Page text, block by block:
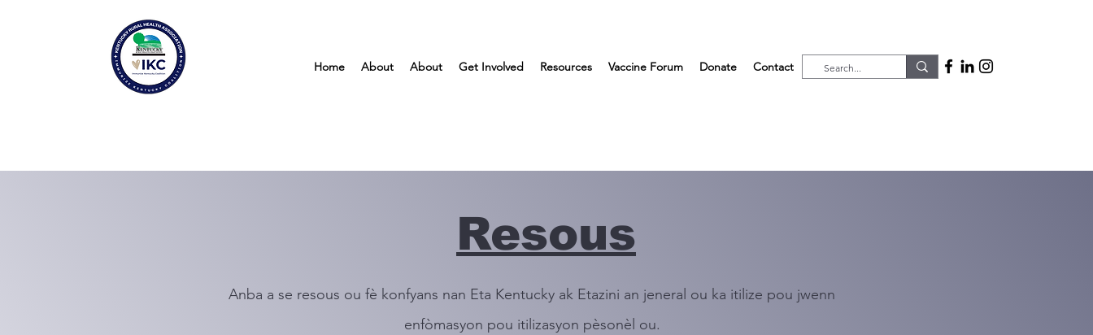
Home About About Get Involved Resources Vaccine Forum Donate Contact
Resous
Anba a se resous ou fè konfyans nan Eta Kentucky ak Etazini an jeneral ou ka itilize pou jwenn
enfòmasyon pou itilizasyon pèsonèl ou.